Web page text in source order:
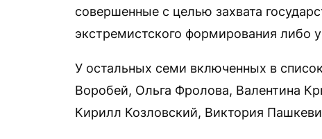
совершенные с целью захвата
экстремистского формирования либо
У остальных семи включенных в
Воробей, Ольга Фролова, Валентина
Кирилл Козловский, Виктория